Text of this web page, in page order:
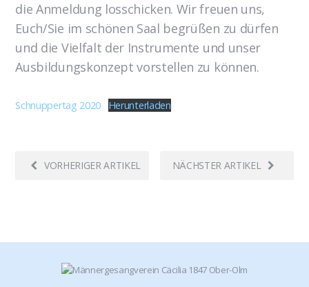
die Anmeldung losschicken. Wir freuen uns,
Euch/Sie im schönen Saal begrüßen zu dürfen
und die Vielfalt der Instrumente und unser
Ausbildungskonzept vorstellen zu können.
Schnuppertag 2020 Herunterladen
VORHERIGER ARTIKEL NÄCHSTER ARTIKEL